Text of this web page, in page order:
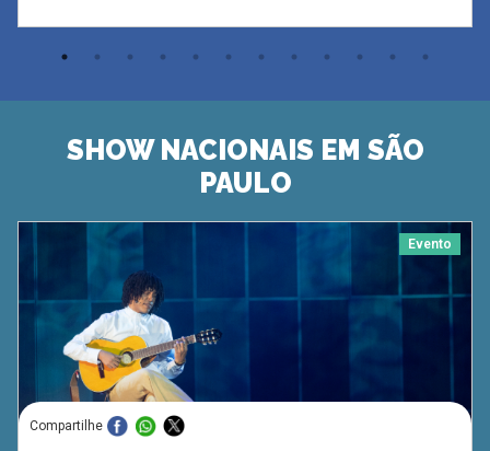
SHOW NACIONAIS EM SÃO
PAULO
Evento
Compartilhe